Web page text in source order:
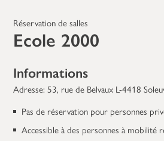
Réservation de salles
Ecole 2000
Informations
Adresse: 53, rue de Belvaux L-4418
Pas de réservation pour personnes
Accessible à des personnes à mobilité